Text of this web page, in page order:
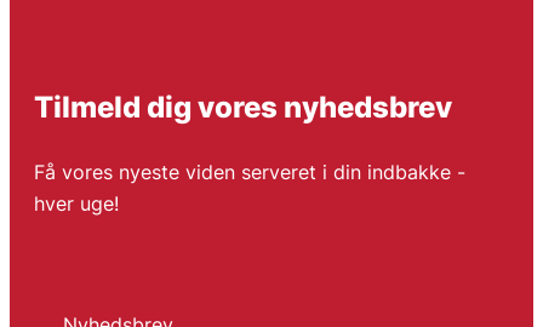
Tilmeld dig vores nyhedsbrev
Få vores nyeste viden serveret i din indbakke -
hver uge!